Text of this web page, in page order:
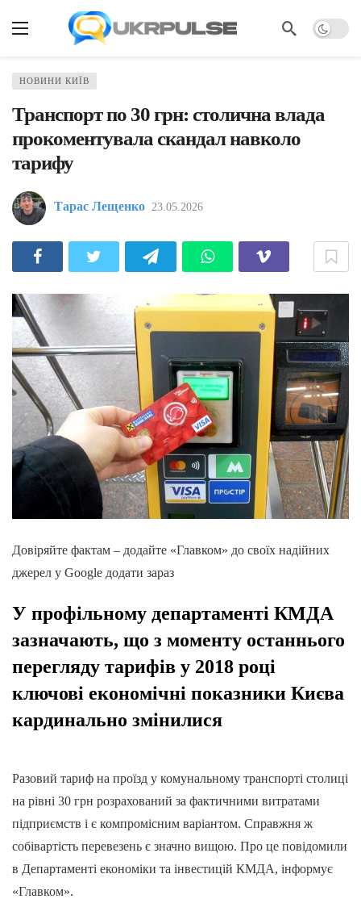
НОВИНИ КИЇВ
Транспорт по 30 грн: столична влада
прокоментувала скандал навколо
тарифу
Тарас Лещенко 23.05.2026
Довіряйте фактам – додайте «Главком» до своїх надійних
джерел у Google додати зараз
У профільному департаменті КМДА
зазначають, що з моменту останнього
перегляду тарифів у 2018 році
ключові економічні показники Києва
кардинально змінилися
Разовий тариф на проїзд у комунальному транспорті столиці
на рівні 30 грн розрахований за фактичними витратами
підприємств і є компромісним варіантом. Справжня ж
собівартість перевезень є значно вищою. Про це повідомили
в Департаменті економіки та інвестицій КМДА, інформує
«Главком».